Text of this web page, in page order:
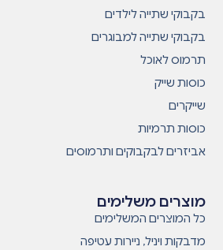
מוצרים משלימים
כל המוצרים המשלימים
מדבקות ויניל, ניירות עטיפה
בקבוקי שתייה לילדים
בקבוקי שתייה למבוגרים
תרמוס לאוכל
כוסות שייק
שייקרים
כוסות תרמיות
אביזרים לבקבוקים ותרמוסים